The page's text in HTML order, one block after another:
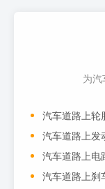
为汽
汽车道路上轮
汽车道路上发
汽车道路上电
汽车道路上刹